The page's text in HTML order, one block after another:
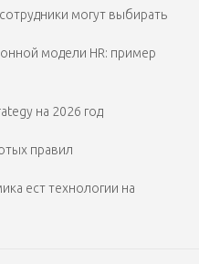
могут выбирать
модели HR: пример
на 2026 год
правил
ест технологии на